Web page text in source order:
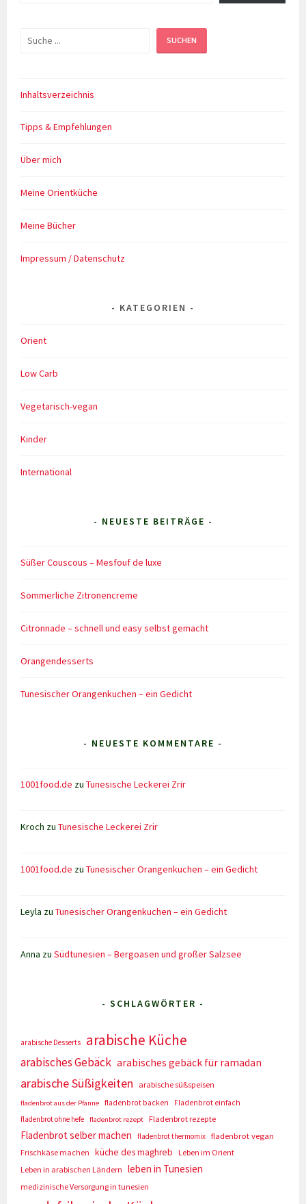
Suchen SUCHEN
Inhaltsverzeichnis
Tipps & Empfehlungen
Über mich
Meine Orientküche
Meine Bücher
Impressum / Datenschutz
KATEGORIEN
Orient
Low Carb
Vegetarisch-vegan
Kinder
International
- NEUESTE BEITRÄGE -
Süßer Couscous – Mesfouf de luxe
Sommerliche Zitronencreme
Citronnade – schnell und easy selbst gemacht
Orangendesserts
Tunesischer Orangenkuchen – ein Gedicht
- NEUESTE KOMMENTARE -
1001food.de zuTunesische Leckerei Zrir
Kroch zuTunesische Leckerei Zrir
1001food.de zuTunesischer Orangenkuchen – ein Gedicht
Leyla zuTunesischer Orangenkuchen – ein Gedicht
Anna zuSüdtunesien – Bergoasen und großer Salzsee
- SCHLAGWÖRTER -
arabische Desserts arabische Küche
arabisches Gebäck arabisches gebäck für ramadan
arabische Süßigkeiten arabische süßspeisen
fladenbrot aus der Pfanne fladenbrot backen
Fladenbrot einfach
fladenbrot ohne hefe
fladenbrot rezept Fladenbrot rezepte
Fladenbrot selber machen fladenbrot thermomix fladenbrot vegan
Frischkäse machen
küche des maghreb
Leben im Orient
Leben in arabischen Ländern
leben in Tunesien
medizinische Versorgung in tunesien